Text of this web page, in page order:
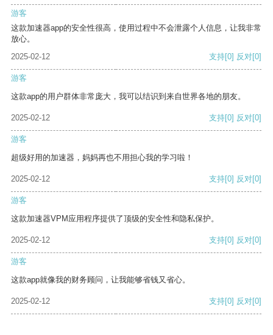
游客
这款加速器app的安全性很高，使用过程中不会泄露个人信息，让我非常
放心。
2025-02-12
支持[0] 反对[0]
游客
这款app的用户群体非常庞大，我可以结识到来自世界各地的朋友。
2025-02-12 支持[0] 反对[0]
游客
超级好用的加速器，妈妈再也不用担心我的学习啦！
2025-02-12 支持[0] 反对[0]
游客
这款加速器VPM应用程序提供了顶级的安全性和隐私保护。
2025-02-12 支持[0] 反对[0]
游客
这款app就像我的财务顾问，让我能够省钱又省心。
2025-02-12 支持[0] 反对[0]